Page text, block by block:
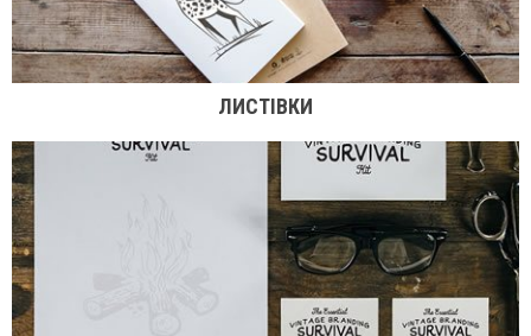
ЛИСТІВКИ